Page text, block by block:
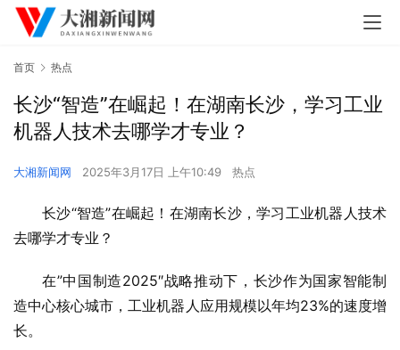
首页 热点
长沙“智造”在崛起！在湖南长沙，学习工业
机器人技术去哪学才专业？
大湘新闻网 2025年3月17日 上午10:49 热点
长沙“智造”在崛起！在湖南长沙，学习工业机器人技术
去哪学才专业？
在”中国制造2025″战略推动下，长沙作为国家智能制
造中心核心城市，工业机器人应用规模以年均23%的速度增
长。